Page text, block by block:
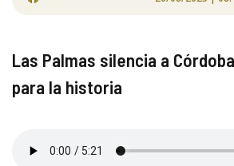
Las Palmas silencia a
para la historia